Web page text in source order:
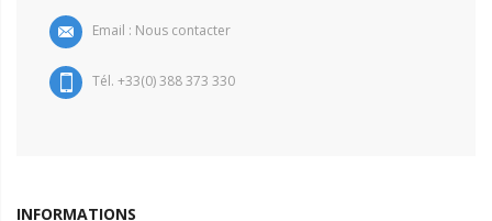
Email : Nous contacter
Tél. +33(0) 388 373 330
INFORMATIONS